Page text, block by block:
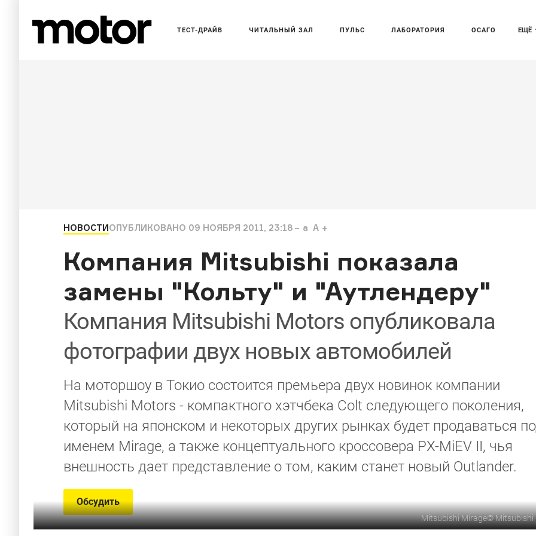
ЕЩЁ
ТЕСТ-ДРАЙВ ЧИТАЛЬНЫЙ ЗАЛ ПУЛЬС ЛАБОРАТОРИЯ ОСАГО
НОВОСТИОПУБЛИКОВАНО 09 НОЯБРЯ 2011, 23:18 a A
Компания Mitsubishi показала
замены "Кольту" и "Аутлендеру"
Компания Mitsubishi Motors опубликовала
фотографии двух новых автомобилей
На моторшоу в Токио состоится премьера двух новинок компании
Mitsubishi Motors - компактного хэтчбека Colt следующего поколения,
который на японском и некоторых других рынках будет продаваться
именем Mirage, а также концептуального кроссовера PX-MiEV II, чья
внешность дает представление о том, каким станет новый Outlander.
Обсудить
Mitsubishi Mirage©Mitsubishi